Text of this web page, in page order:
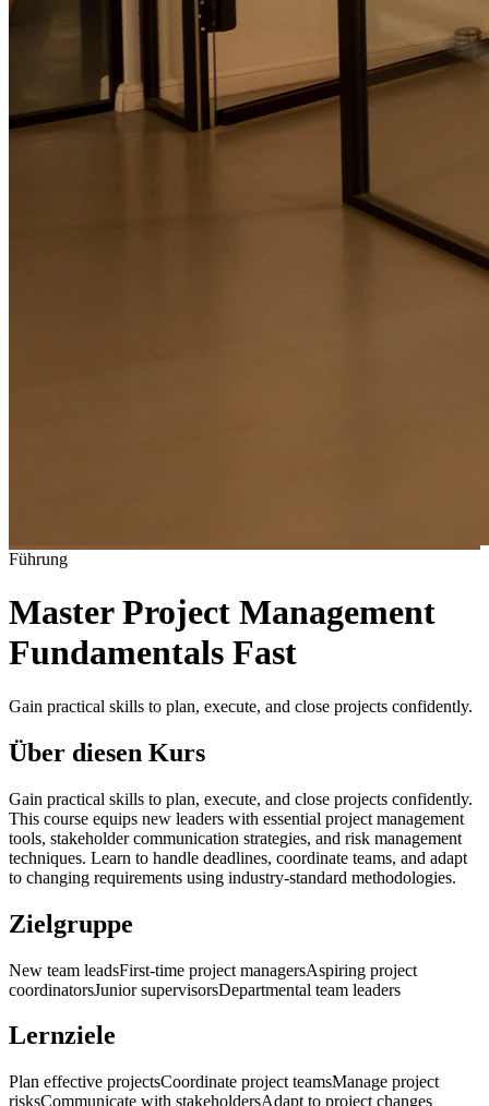
Führung
Master Project Management
Fundamentals Fast
Gain practical skills to plan, execute, and close projects confidently.
Über diesen Kurs
Gain practical skills to plan, execute, and close projects confidently.
This course equips new leaders with essential project management
tools, stakeholder communication strategies, and risk management
techniques. Learn to handle deadlines, coordinate teams, and adapt
to changing requirements using industry-standard methodologies.
Zielgruppe
New team leadsFirst-time project managersAspiring project
coordinatorsJunior supervisorsDepartmental team leaders
Lernziele
Plan effective projectsCoordinate project teamsManage project
risksCommunicate with stakeholdersAdapt to project changes